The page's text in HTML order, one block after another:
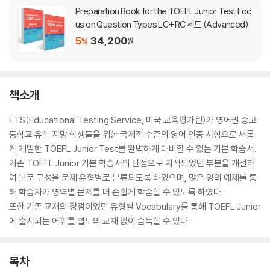
Preparation Book for the TOEFL Junior Test Foc
us on Question Types LC+RC 세트 (Advanced)
5% 34,200원
책소개
ETS(Educational Testing Service, 미국 교육평가원)가 영어권 중고
등학교 유학 지망 학생들을 위한 국제적 수준의 영어 인증 시험으로 새롭
게 개발한 TOEFL Junior Test를 완벽하게 대비할 수 있는 기본 학습서.
기존 TOEFL Junior 기본 학습서의 단점으로 지적되었던 부분을 개선하
여 본문 구성을 문제 유형별로 분류되도록 하였으며, 많은 양의 예제를 통
해 학습자가 영역별 문제를 더 손쉽게 학습할 수 있도록 하였다.
또한 기존 교재의 장점이었던 유형별 Vocabulary를 통해 TOEFL Junior
에 출시되는 어휘를 별도의 교재 없이 습득할 수 있다.
목차